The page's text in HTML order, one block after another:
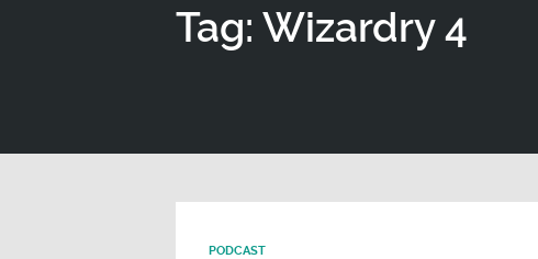
Tag: Wizardry 4
PODCAST